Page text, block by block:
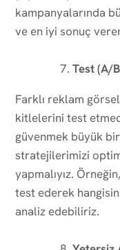
kampanyalarında
ve en iyi sonuç
Test (A/
Farklı reklam
kitlelerini test
güvenmek büyük
stratejilerimizi
yapmalıyız.
test ederek
analiz edebiliriz.